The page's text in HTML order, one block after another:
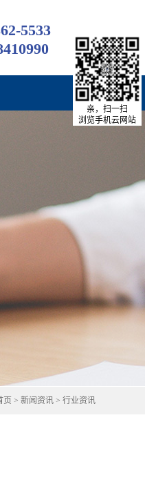
5533
页 > 新闻资讯 > 行业资讯
亲，扫一扫
浏览手机云网站